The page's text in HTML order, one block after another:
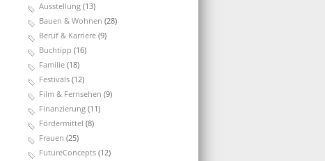
Ausstellung (13)
Bauen & Wohnen (28)
Beruf & Karriere (9)
Buchtipp (16)
Familie (18)
Festivals (12)
Film & Fernsehen (9)
Finanzierung (11)
Fördermittel (8)
Frauen (25)
FutureConcepts (12)